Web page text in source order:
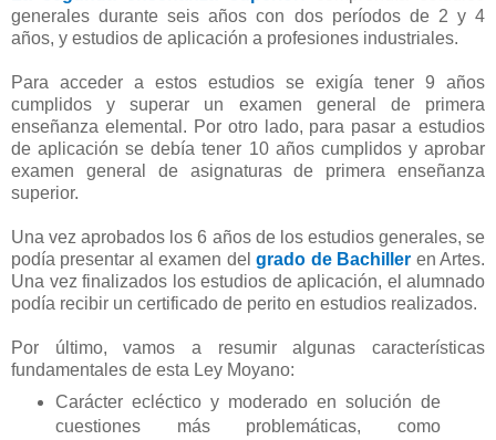
generales durante seis años con dos períodos de 2 y 4
años, y estudios de aplicación a profesiones industriales.
Para acceder a estos estudios se exigía tener 9 años
cumplidos y superar un examen general de primera
enseñanza elemental. Por otro lado, para pasar a estudios
de aplicación se debía tener 10 años cumplidos y aprobar
examen general de asignaturas de primera enseñanza
superior.
Una vez aprobados los 6 años de los estudios generales, se
podía presentar al examen delgrado de Bachiller en Artes.
Una vez finalizados los estudios de aplicación, el alumnado
podía recibir un certificado de perito en estudios realizados.
Por último, vamos a resumir algunas características
fundamentales de esta Ley Moyano:
Carácter ecléctico y moderado en solución de
cuestiones más problemáticas, como